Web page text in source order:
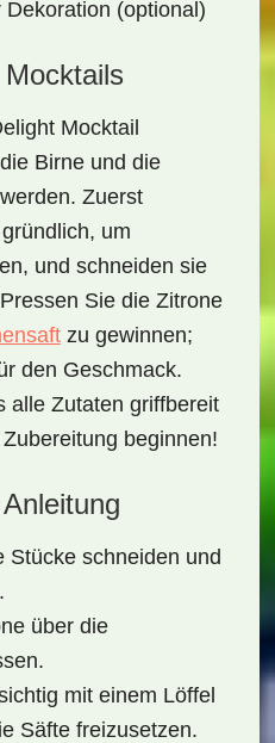
(optional)
Mocktail
Birne und die
Zuerst
um
und schneiden sie
Sie die Zitrone
zu gewinnen;
den Geschmack.
alle Zutaten griffbereit
beginnen!
Stücke schneiden und
über die
mit einem Löffel
Säfte freizusetzen.